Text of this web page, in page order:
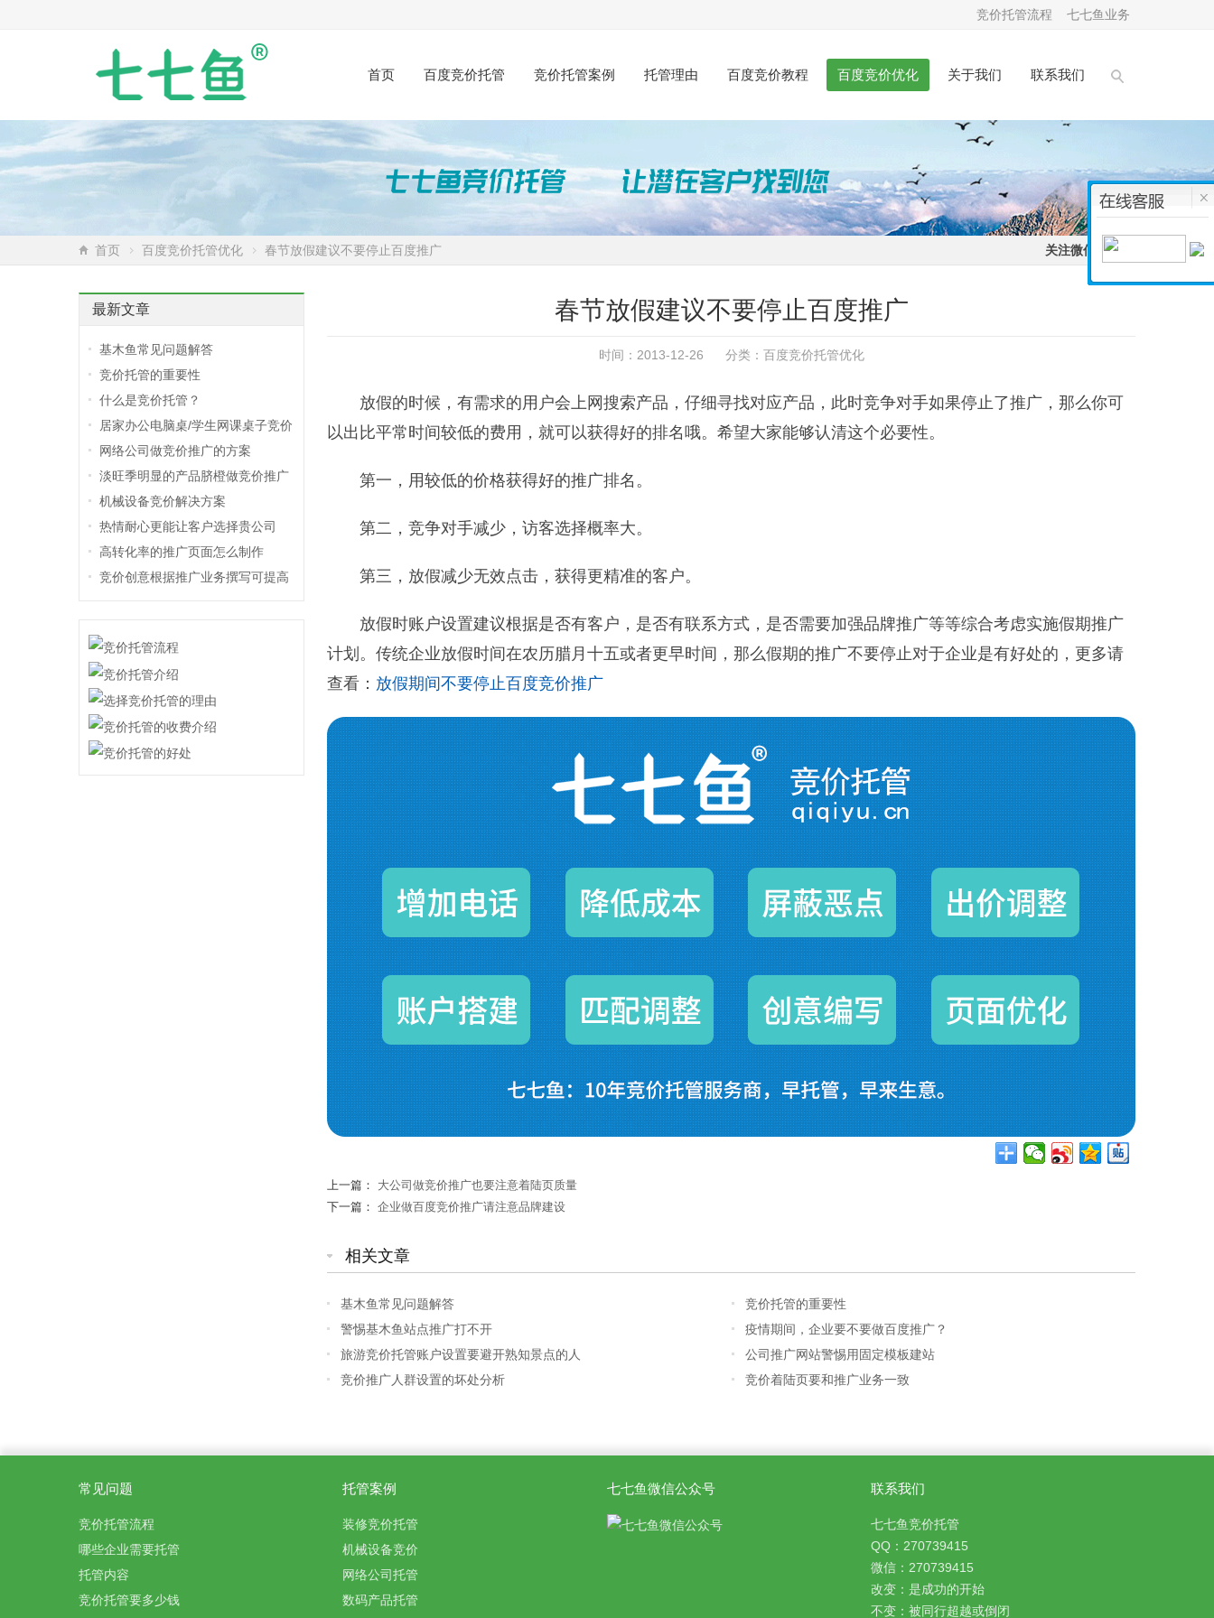
竞价托管流程 七七鱼业务
首页 百度竞价托管 竞价托管案例 托管理由 百度竞价教程 百度竞价优化 关于我们 联系我们
首页 百度竞价托管优化 春节放假建议不要停止百度推广 关注微信：
春节放假建议不要停止百度推广
时间：2013-12-26 分类： 百度竞价托管优化
放假的时候，有需求的用户会上网搜索产品，仔细寻找对应产品，此时竞争对手如果停止了推广，那么你可
以出比平常时间较低的费用，就可以获得好的排名哦。希望大家能够认清这个必要性。
第一，用较低的价格获得好的推广排名。
第二，竞争对手减少，访客选择概率大。
第三，放假减少无效点击，获得更精准的客户。
放假时账户设置建议根据是否有客户，是否有联系方式，是否需要加强品牌推广等等综合考虑实施假期推广
计划。传统企业放假时间在农历腊月十五或者更早时间，那么假期的推广不要停止对于企业是有好处的，更多请
查看： 放假期间不要停止百度竞价推广
上一篇： 大公司做竞价推广也要注意着陆页质量
下一篇： 企业做百度竞价推广请注意品牌建设
相关文章
基木鱼常见问题解答
竞价托管的重要性
警惕基木鱼站点推广打不开
疫情期间，企业要不要做百度推广？
旅游竞价托管账户设置要避开熟知景点的人
公司推广网站警惕用固定模板建站
竞价推广人群设置的坏处分析
竞价着陆页要和推广业务一致
最新文章
基木鱼常见问题解答
竞价托管的重要性
什么是竞价托管？
居家办公电脑桌/学生网课桌子竞价
推广方案
网络公司做竞价推广的方案
淡旺季明显的产品脐橙做竞价推广
机械设备竞价解决方案
热情耐心更能让客户选择贵公司
高转化率的推广页面怎么制作
竞价创意根据推广业务撰写可提高
常见问题
竞价托管流程
哪些企业需要托管
托管内容
竞价托管要多少钱
托管案例
装修竞价托管
机械设备竞价
网络公司托管
数码产品托管
七七鱼微信公众号 联系我们
七七鱼竞价托管
QQ：270739415
微信：270739415
改变：是成功的开始
不变：被同行超越或倒闭